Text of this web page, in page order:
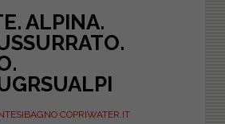
ALPINA.
COPRIWATER.IT